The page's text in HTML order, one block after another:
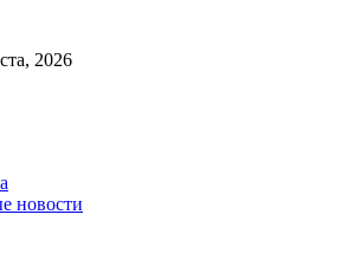
2026
новости